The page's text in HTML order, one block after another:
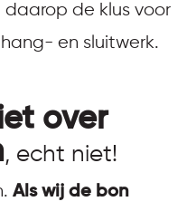
de klus voor
en sluitwerk.
over
, echt niet!
Als wij de bon